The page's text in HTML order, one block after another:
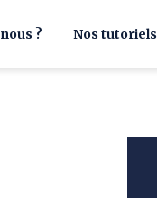
? Nos tutoriels